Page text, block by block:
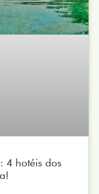
4 hotéis dos